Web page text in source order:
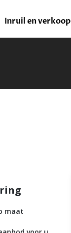
Inruil en verkoop